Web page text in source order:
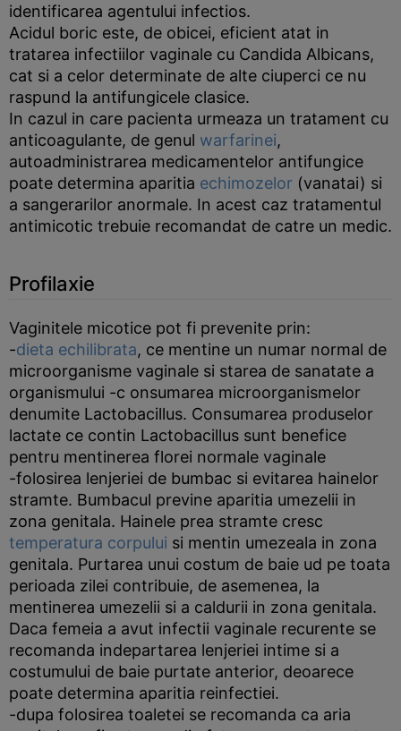
identificarea agentului infectios.
Acidul boric este, de obicei, eficient atat in
tratarea infectiilor vaginale cu Candida Albicans,
cat si a celor determinate de alte ciuperci ce nu
raspund la antifungicele clasice.
In cazul in care pacienta urmeaza un tratament cu
anticoagulante, de genul warfarinei,
autoadministrarea medicamentelor antifungice
poate determina aparitia echimozelor (vanatai) si
a sangerarilor anormale. In acest caz tratamentul
antimicotic trebuie recomandat de catre un medic.
Profilaxie
Vaginitele micotice pot fi prevenite prin:
-dieta echilibrata, ce mentine un numar normal de
microorganisme vaginale si starea de sanatate a
organismului -c onsumarea microorganismelor
denumite Lactobacillus. Consumarea produselor
lactate ce contin Lactobacillus sunt benefice
pentru mentinerea florei normale vaginale
-folosirea lenjeriei de bumbac si evitarea hainelor
stramte. Bumbacul previne aparitia umezelii in
zona genitala. Hainele prea stramte cresc
temperatura corpului si mentin umezeala in zona
genitala. Purtarea unui costum de baie ud pe toata
perioada zilei contribuie, de asemenea, la
mentinerea umezelii si a caldurii in zona genitala.
Daca femeia a avut infectii vaginale recurente se
recomanda indepartarea lenjeriei intime si a
costumului de baie purtate anterior, deoarece
poate determina aparitia reinfectiei.
-dupa folosirea toaletei se recomanda ca aria